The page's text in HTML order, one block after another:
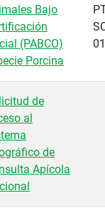
Bajo
(PABCO)
Porcina
de
al
de
Apícola